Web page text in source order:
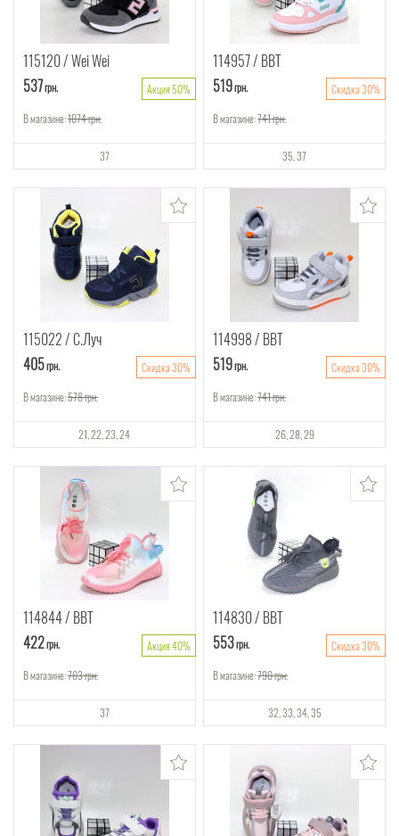
115120 Wei Wei
537грн.
Акция 50%
В магазине:1074грн.
37
114957 ВВТ
519грн.
Скидка 30%
В магазине:741грн.
35 37
115022 С.Луч
405грн.
Скидка 30%
В магазине:578грн.
21 22 23 24
114998 ВВТ
519грн.
Скидка 30%
В магазине:741грн.
26 28 29
114844 ВВТ
422грн.
Акция 40%
В магазине:703грн.
37
114830 ВВТ
553грн.
Скидка 30%
В магазине:790грн.
32 33 34 35